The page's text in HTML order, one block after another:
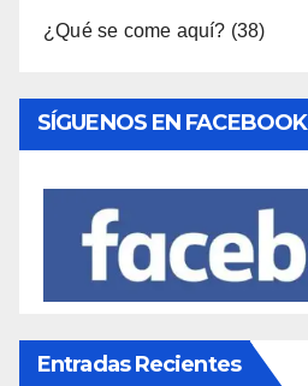
¿Qué se come aquí? (38)
SÍGUENOS EN FACEBOOK
Entradas Recientes